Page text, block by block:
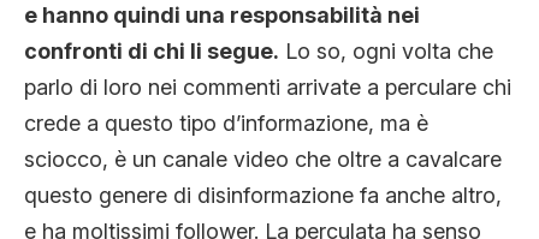
e hanno quindi una responsabilità nei
confronti di chi li segue. Lo so, ogni volta che
parlo di loro nei commenti arrivate a perculare chi
crede a questo tipo d’informazione, ma è
sciocco, è un canale video che oltre a cavalcare
questo genere di disinformazione fa anche altro,
e ha moltissimi follower. La perculata ha senso